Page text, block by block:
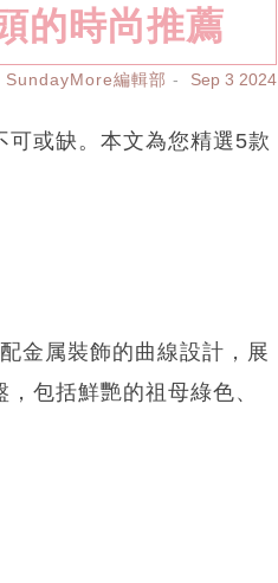
的時尚推薦
SundayMore編輯部 Sep 3 2024
或缺。本文為您精選5款
金属裝飾的曲線設計，展
包括鮮艷的祖母綠色、